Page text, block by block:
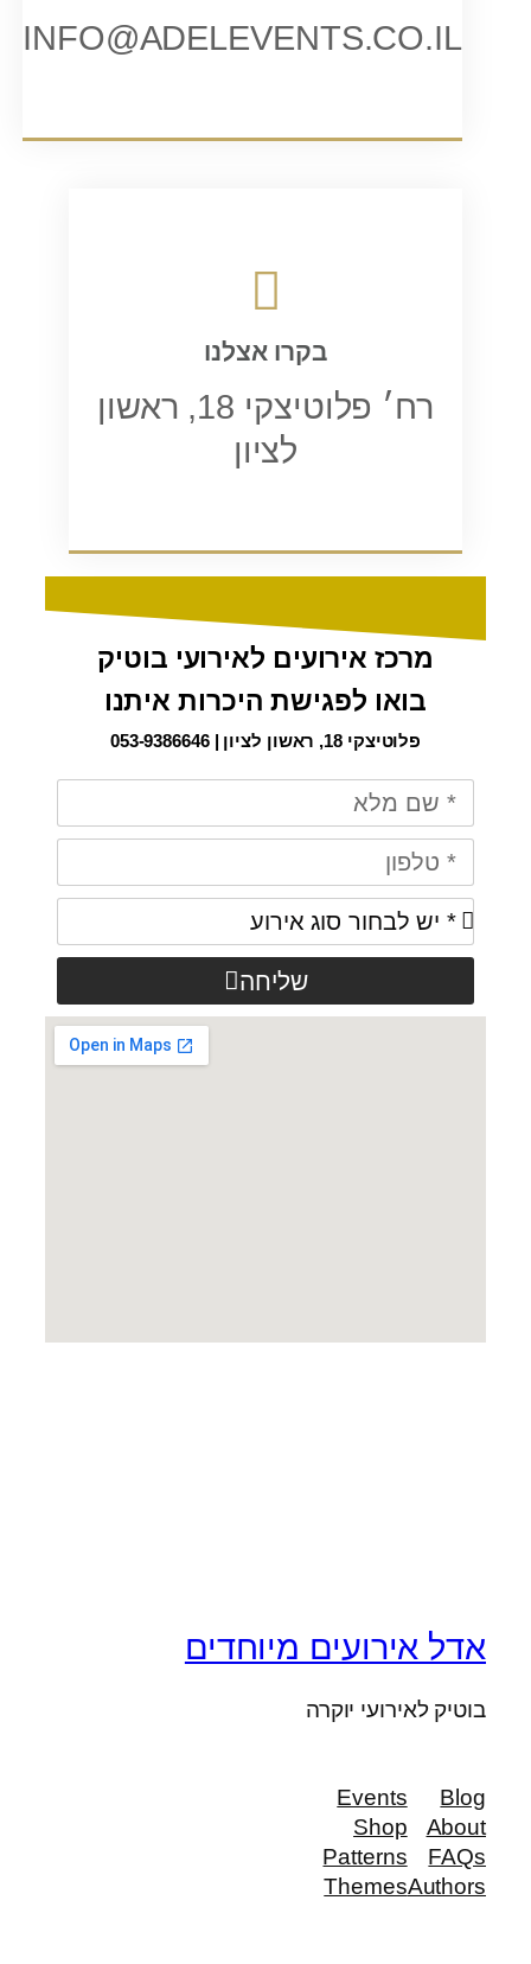
INFO@ADELEVENTS.CO.IL
בקרו אצלנו
רח׳ פלוטיצקי 18, ראשון
לציון
מרכז אירועים לאירועי בוטיק
בואו לפגישת היכרות איתנו
פלוטיצקי 18, ראשון לציון | 053-9386646
שליחה
אדל אירועים מיוחדים
בוטיק לאירועי יוקרה
Blog
About
FAQs
Authors
Events
Shop
Patterns
Themes